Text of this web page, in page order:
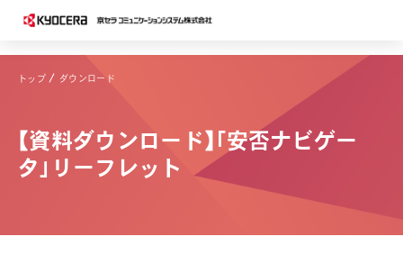
トップ ダウンロード
【資料ダウンロード】「安否ナビゲー
タ」リーフレット